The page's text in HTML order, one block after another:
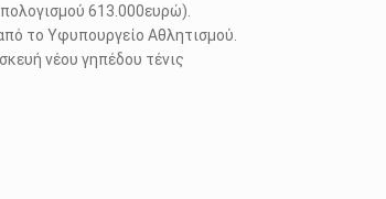
613.000ευρώ).
το Υφυπουργείο Αθλητισμού.
νέου γηπέδου τένις